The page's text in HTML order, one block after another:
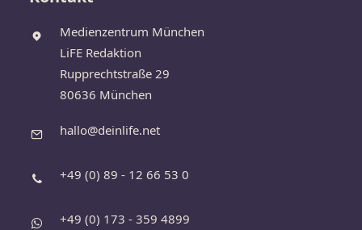
Medienzentrum München
LiFE Redaktion
Rupprechtstraße 29
80636 München
hallo@deinlife.net
+49 (0) 89 - 12 66 53 0
+49 (0) 173 - 359 4899